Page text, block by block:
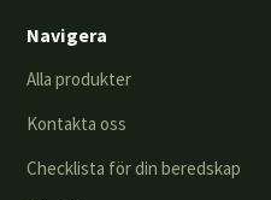
Navigera
Alla produkter
Kontakta oss
Checklista för din beredskap